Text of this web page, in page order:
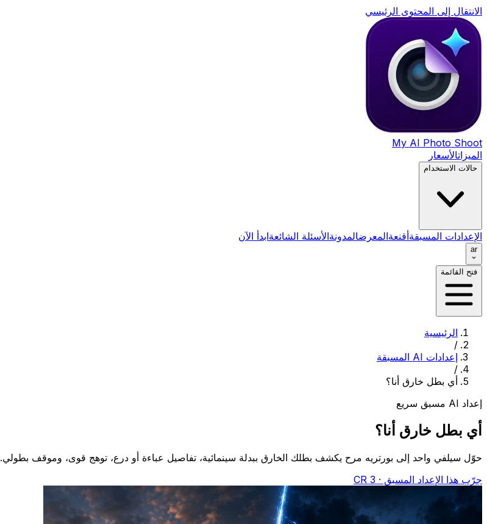
الانتقال إلى المحتوى الرئيسي
My AI Photo Shoot
الميزاتالأسعار
حالات الاستخدام
الإعدادات المسبقةأقنعةالمعرضالمدونةالأسئلة الشائعةابدأ الآن
ar
فتح القائمة
الرئيسية
/
إعدادات AI المسبقة
/
أي بطل خارق أنا؟
إعداد AI مسبق سريع
أي بطل خارق أنا؟
حوّل سيلفي واحد إلى بورتريه مرح يكشف بطلك الخارق ببدلة سينمائية، تفاصيل عباءة أو درع، توهج قوى، وموقف بطولي.
جرّب هذا الإعداد المسبق · 3 CR